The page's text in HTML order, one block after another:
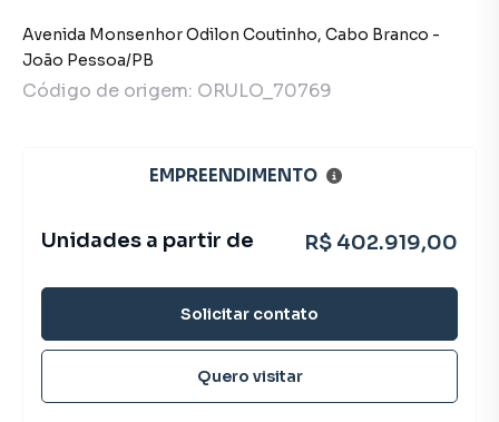
Avenida Monsenhor Odilon Coutinho, Cabo Branco -
João Pessoa/PB
Código de origem: ORULO_70769
EMPREENDIMENTO
Unidades a partir de R$ 402.919,00
Solicitar contato
Quero visitar